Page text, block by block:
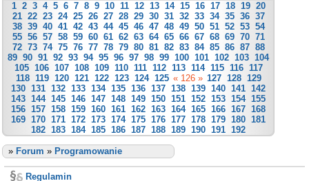
1 2 3 4 5 6 7 8 9 10 11 12 13 14 15 16 17 18 19 20
21 22 23 24 25 26 27 28 29 30 31 32 33 34 35 36 37
38 39 40 41 42 43 44 45 46 47 48 49 50 51 52 53 54
55 56 57 58 59 60 61 62 63 64 65 66 67 68 69 70 71
72 73 74 75 76 77 78 79 80 81 82 83 84 85 86 87 88
89 90 91 92 93 94 95 96 97 98 99 100 101 102 103 104
105 106 107 108 109 110 111 112 113 114 115 116 117
118 119 120 121 122 123 124 125 « 126 » 127 128 129
130 131 132 133 134 135 136 137 138 139 140 141 142
143 144 145 146 147 148 149 150 151 152 153 154 155
156 157 158 159 160 161 162 163 164 165 166 167 168
169 170 171 172 173 174 175 176 177 178 179 180 181
182 183 184 185 186 187 188 189 190 191 192
» Forum » Programowanie
Regulamin